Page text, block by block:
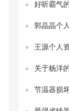
好听霸气的微
郭晶晶个
王源个人
关于杨洋
节温器损坏的